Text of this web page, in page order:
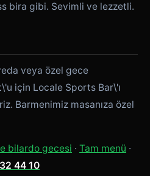
bira gibi. Sevimli ve lezzetli.
veya özel gece
için Locale Sports Bar\'ı
Barmenimiz masanıza özel
bilardo gecesi · Tam menü ·
44 10